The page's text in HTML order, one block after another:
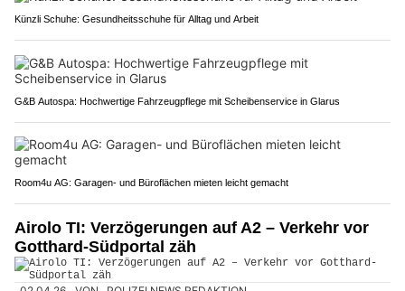
Künzli Schuhe: Gesundheitsschuhe für Alltag und Arbeit
G&B Autospa: Hochwertige Fahrzeugpflege mit Scheibenservice in Glarus
Room4u AG: Garagen- und Büroflächen mieten leicht gemacht
Airolo TI: Verzögerungen auf A2 – Verkehr vor
Gotthard-Südportal zäh